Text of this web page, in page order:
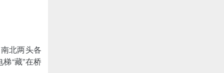
北两头各
“藏”在桥